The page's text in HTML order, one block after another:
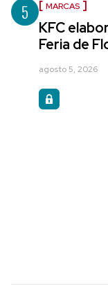
5 MARCAS
KFC
Feria de
agosto 5, 2026